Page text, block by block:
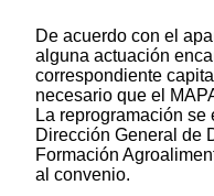
De acuerdo con el
alguna actuación
correspondiente
necesario que el
La reprogramación se
Dirección General de
Formación
al convenio.